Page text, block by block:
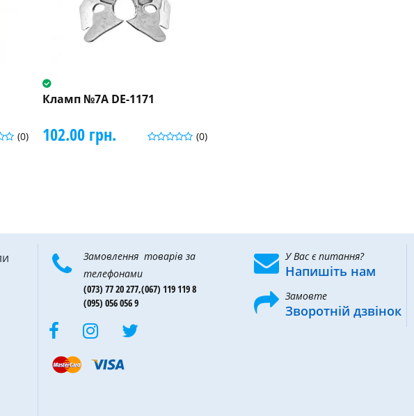
(0)
Кламп №7A DE-1171
(0)
102.00 грн.
Замовлення товарів за
телефонами
(073) 77 20 277,(067) 119 119 8
(095) 056 056 9
У Вас є питання?
Напишіть нам
Замовте
Зворотній дзвінок